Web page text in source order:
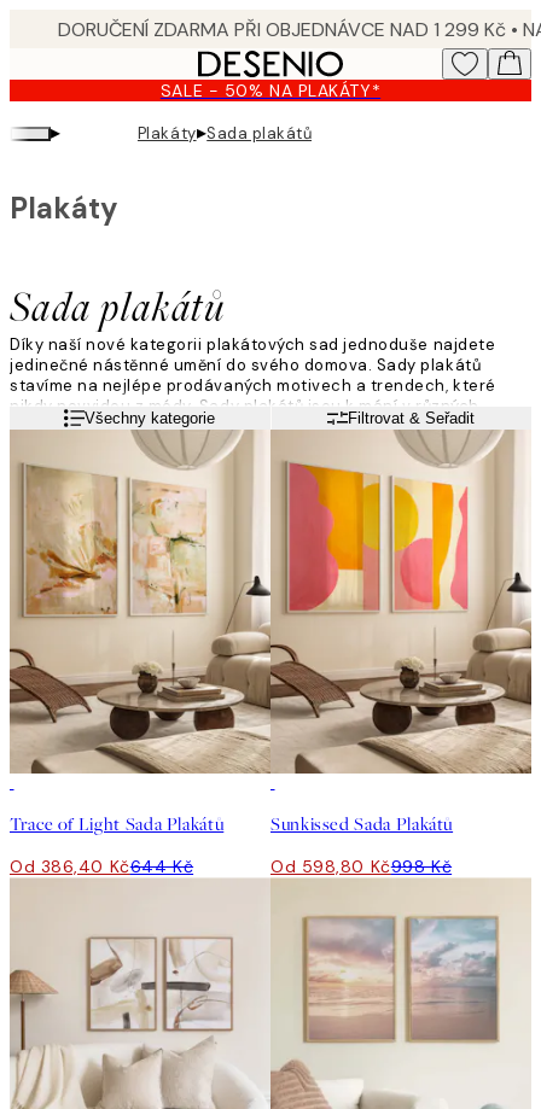
content.
SALE - 50% NA PLAKÁTY*
▸ Plakáty▸Sada plakátů
Sada plakátů
Plakáty
Díky naší nové kategorii plakátových sad jednoduše najdete
jedinečné nástěnné umění do svého domova. Sady plakátů
stavíme na nejlépe prodávaných motivech a trendech, které
nikdy nevyjdou z módy. Sady plakátů jsou k mání v různých
velikostech i stylech a zaručujeme vám, že mezi nimi najdete
nejednu, která se vám zalíbí. Nechte se inspirovat, prohlédněte
si naše sady plakátů ať už hledáte nové plakáty do dětského
pokojíčku, kuchyně nebo domácí kanceláře. Která sada plakátů
se vám líbí nejvíce?
Přečtěte si víceVšechny kategorie Filtrovat & Seřadit
Trace of Light Sada Plakátů
Od 386,40 Kč644 Kč
Sunkissed Sada Plakátů
Od 598,80 Kč998 Kč